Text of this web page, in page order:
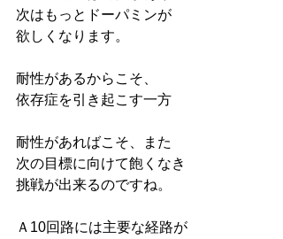
次はもっとドーパミンが
欲しくなります。
耐性があるからこそ、
依存症を引き起こす一方
耐性があればこそ、また
次の目標に向けて飽くなき
挑戦が出来るのですね。
Ａ10回路には主要な経路が